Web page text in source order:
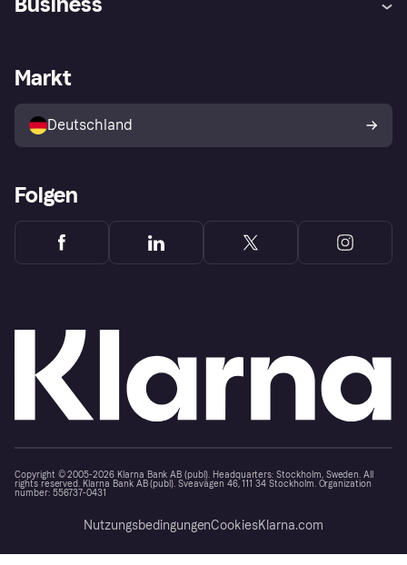
Klarna App
Shops entdecken
Käuferschutzrichtlinie
Dein Widerrufsrecht
Händlerportal
Markt
Deutschland
Folgen
Copyright © 2005-2026 Klarna Bank AB (publ). Headquarters: Stockholm, Sweden. All
rights reserved. Klarna Bank AB (publ). Sveavägen 46, 111 34 Stockholm. Organization
number: 556737-0431
NutzungsbedingungenCookiesKlarna.com